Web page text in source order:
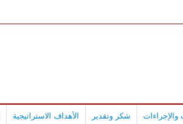
والإجراءات شكر وتقدير الأهداف الاستراتيجية